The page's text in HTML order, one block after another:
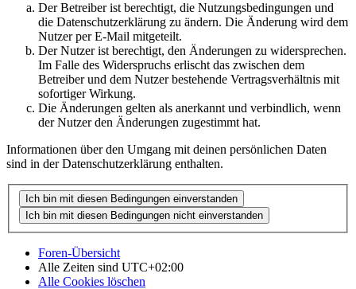
Der Betreiber ist berechtigt, die Nutzungsbedingungen und
die Datenschutzerklärung zu ändern. Die Änderung wird dem
Nutzer per E-Mail mitgeteilt.
Der Nutzer ist berechtigt, den Änderungen zu widersprechen.
Im Falle des Widerspruchs erlischt das zwischen dem
Betreiber und dem Nutzer bestehende Vertragsverhältnis mit
sofortiger Wirkung.
Die Änderungen gelten als anerkannt und verbindlich, wenn
der Nutzer den Änderungen zugestimmt hat.
Informationen über den Umgang mit deinen persönlichen Daten
sind in der Datenschutzerklärung enthalten.
Foren-Übersicht
Alle Zeiten sind UTC+02:00
Alle Cookies löschen